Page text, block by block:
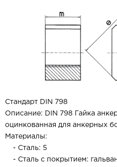
Стандарт DIN 798
Описание: DIN 798
Гайка
оцинкованная для анкерных
Материалы:
- Сталь: 5
- Сталь с покрытием: